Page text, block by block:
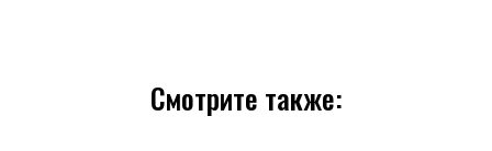
Смотрите также: